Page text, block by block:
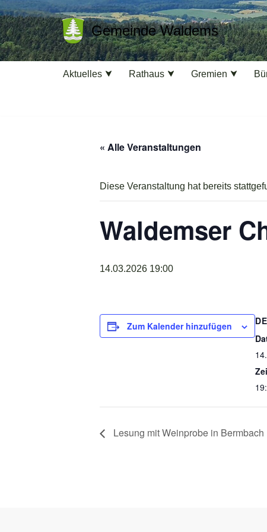
Zum
Inhalt
springen
Gemeinde Waldems
Aktuelles Rathaus Gremien
« Alle Veranstaltungen
Diese Veranstaltung hat bereits
Waldemser
14.03.2026 19:00
Zum Kalender hinzufügen
Lesung mit Weinprobe in Bermbach